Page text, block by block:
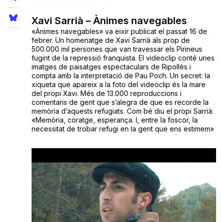
Xavi Sarrià – Ànimes navegables
«Ànimes navegables» va eixir publicat el passat 16 de
febrer. Un homenatge de Xavi Sarrià als prop de
500.000 mil persones que van travessar els Pirineus
fugint de la repressió franquista. El videoclip conté unes
imatges de paisatges espectaculars de Ripollès i
compta amb la interpretació de Pau Poch. Un secret: la
xiqueta que apareix a la foto del videoclip és la mare
del propi Xavi. Més de 13.000 reproduccions i
comentaris de gent que s’alegra de que es recorde la
memòria d’aquests refugiats. Com bé diu el propi Sarrià:
«Memòria, coratge, esperança. I, entre la foscor, la
necessitat de trobar refugi en la gent que ens estimem»